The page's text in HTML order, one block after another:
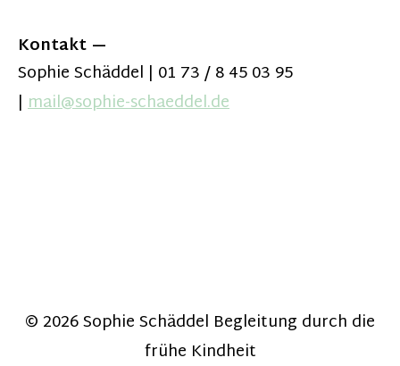
Kontakt
Sophie Schäddel | 01 73 / 8 45 03 95
| mail@sophie-schaeddel.de
© 2026Sophie Schäddel Begleitung durch die
frühe Kindheit